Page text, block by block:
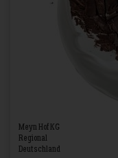
Meyn Hof KG
Regional
Deutschland